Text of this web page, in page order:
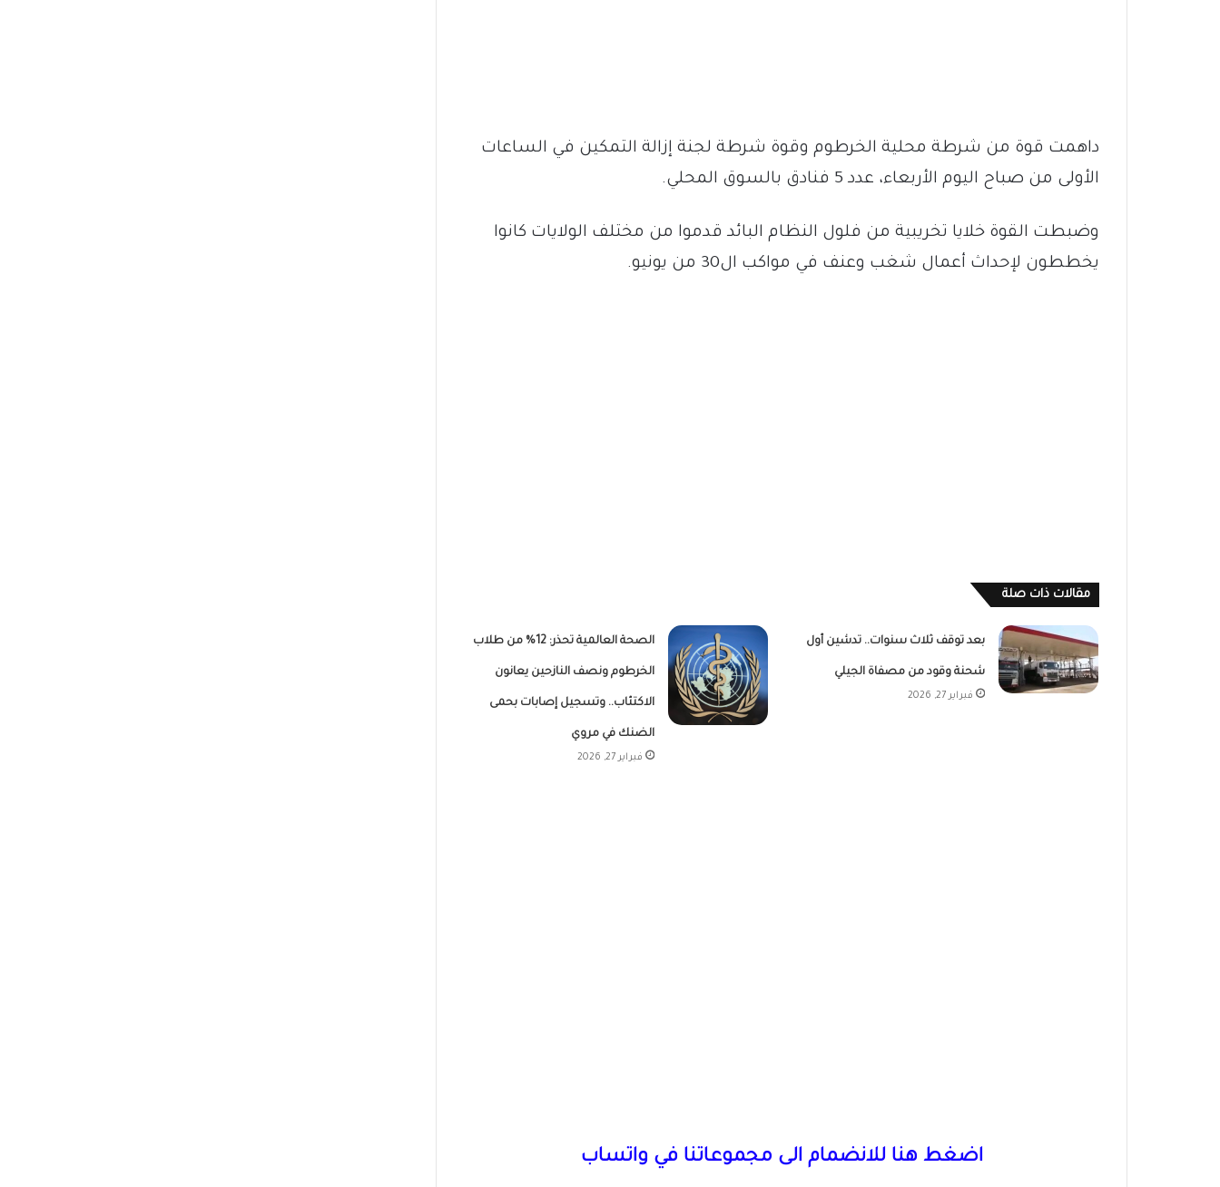
داهمت قوة من شرطة محلية الخرطوم وقوة شرطة لجنة إزالة التمكين في الساعات
الأولى من صباح اليوم الأربعاء، عدد 5 فنادق بالسوق المحلي.
وضبطت القوة خلايا تخريبية من فلول النظام البائد قدموا من مختلف الولايات كانوا
يخططون لإحداث أعمال شغب وعنف في مواكب ال30 من يونيو.
مقالات ذات صلة
بعد توقف ثلاث سنوات.. تدشين أول
شحنة وقود من مصفاة الجيلي
فبراير 27, 2026
الصحة العالمية تحذر: 12% من طلاب
الخرطوم ونصف النازحين يعانون
الاكتئاب.. وتسجيل إصابات بحمى
الضنك في مروي
فبراير 27, 2026
اضغط هنا للانضمام الى مجموعاتنا في واتساب